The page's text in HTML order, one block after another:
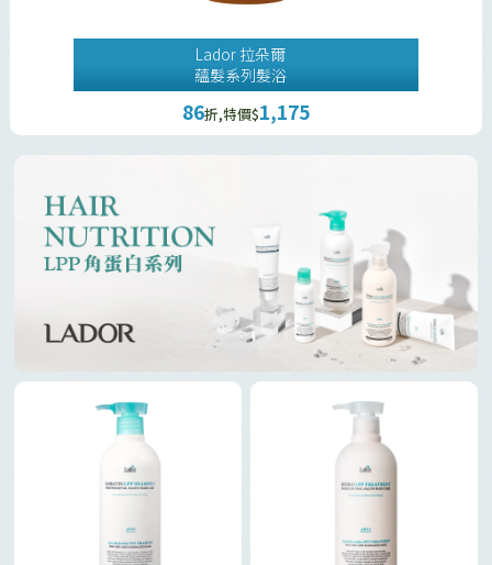
Lador 拉朵爾
蘊髮系列髮浴
86折,特價$1,175